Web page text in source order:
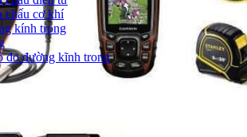
chấu cơ khí
kính trong
đo đường kĩnh trong